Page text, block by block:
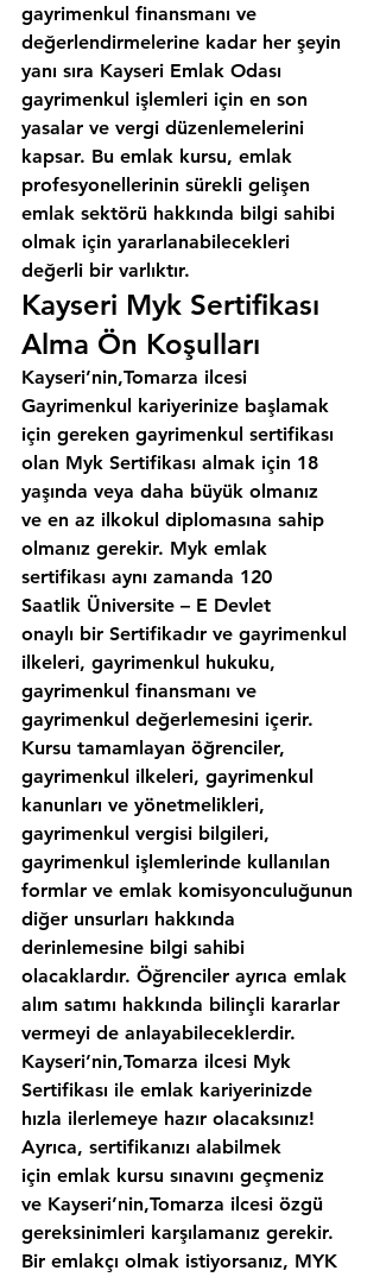
gayrimenkul finansmanı ve
değerlendirmelerine kadar her şeyin
yanı sıra Kayseri Emlak Odası
gayrimenkul işlemleri için en son
yasalar ve vergi düzenlemelerini
kapsar. Bu emlak kursu, emlak
profesyonellerinin sürekli gelişen
emlak sektörü hakkında bilgi sahibi
olmak için yararlanabilecekleri
değerli bir varlıktır.
Kayseri Myk Sertifikası
Alma Ön Koşulları
Kayseri’nin,Tomarza ilcesi
Gayrimenkul kariyerinize başlamak
için gereken gayrimenkul sertifikası
olan Myk Sertifikası almak için 18
yaşında veya daha büyük olmanız
ve en az ilkokul diplomasına sahip
olmanız gerekir. Myk emlak
sertifikası aynı zamanda 120
Saatlik Üniversite – E Devlet
onaylı bir Sertifikadır ve gayrimenkul
ilkeleri, gayrimenkul hukuku,
gayrimenkul finansmanı ve
gayrimenkul değerlemesini içerir.
Kursu tamamlayan öğrenciler,
gayrimenkul ilkeleri, gayrimenkul
kanunları ve yönetmelikleri,
gayrimenkul vergisi bilgileri,
gayrimenkul işlemlerinde kullanılan
formlar ve emlak komisyonculuğunun
diğer unsurları hakkında
derinlemesine bilgi sahibi
olacaklardır. Öğrenciler ayrıca emlak
alım satımı hakkında bilinçli kararlar
vermeyi de anlayabileceklerdir.
Kayseri’nin,Tomarza ilcesi Myk
Sertifikası ile emlak kariyerinizde
hızla ilerlemeye hazır olacaksınız!
Ayrıca, sertifikanızı alabilmek
için emlak kursu sınavını geçmeniz
ve Kayseri’nin,Tomarza ilcesi özgü
gereksinimleri karşılamanız gerekir.
Bir emlakçı olmak istiyorsanız, MYK